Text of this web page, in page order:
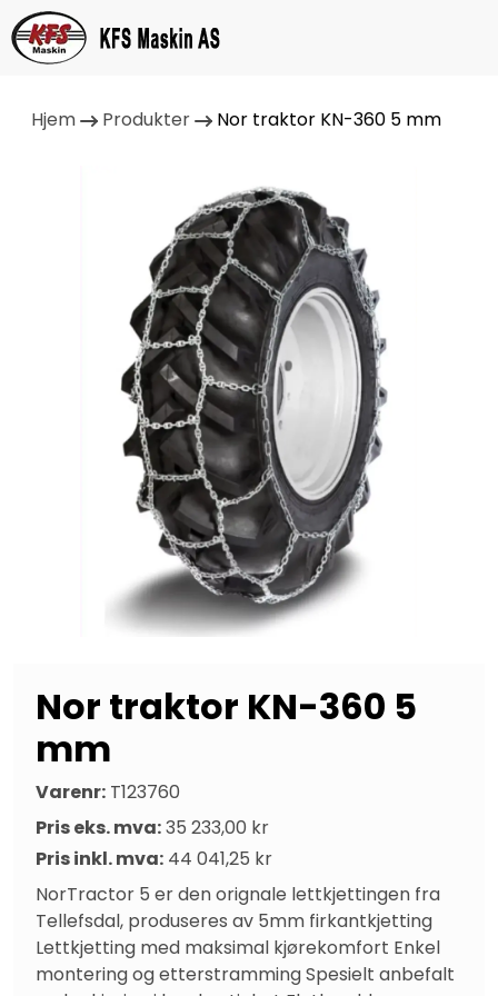
Hjem Produkter Nor traktor KN-360 5 mm
Nor traktor KN-360 5
mm
Varenr: T123760
Pris eks. mva:35 233,00 kr
Pris inkl. mva: 44 041,25 kr
NorTractor 5 er den orignale lettkjettingen fra
Tellefsdal, produseres av 5mm firkantkjetting
Lettkjetting med maksimal kjørekomfort Enkel
montering og etterstramming Spesielt anbefalt